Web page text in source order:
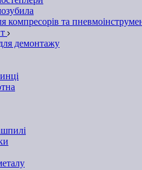
компресорів та
демонтажу